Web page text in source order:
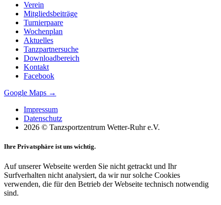
Verein
Mitgliedsbeiträge
Turnierpaare
Wochenplan
Aktuelles
Tanzpartnersuche
Downloadbereich
Kontakt
Facebook
Google Maps →
Impressum
Datenschutz
2026 © Tanzsportzentrum Wetter-Ruhr e.V.
Ihre Privatsphäre ist uns wichtig.
Auf unserer Webseite werden Sie nicht getrackt und Ihr
Surfverhalten nicht analysiert, da wir nur solche Cookies
verwenden, die für den Betrieb der Webseite technisch notwendig
sind.